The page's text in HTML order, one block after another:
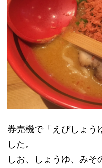
券売機で「えびしょう
した。
しお、しょうゆ、みそ